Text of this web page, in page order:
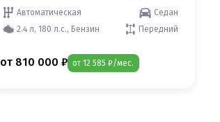
Автоматическая
Седан
2.4 л, 180 л.с., Бензин
Передний
от 810 000 ₽ от 12 585 ₽/мес.